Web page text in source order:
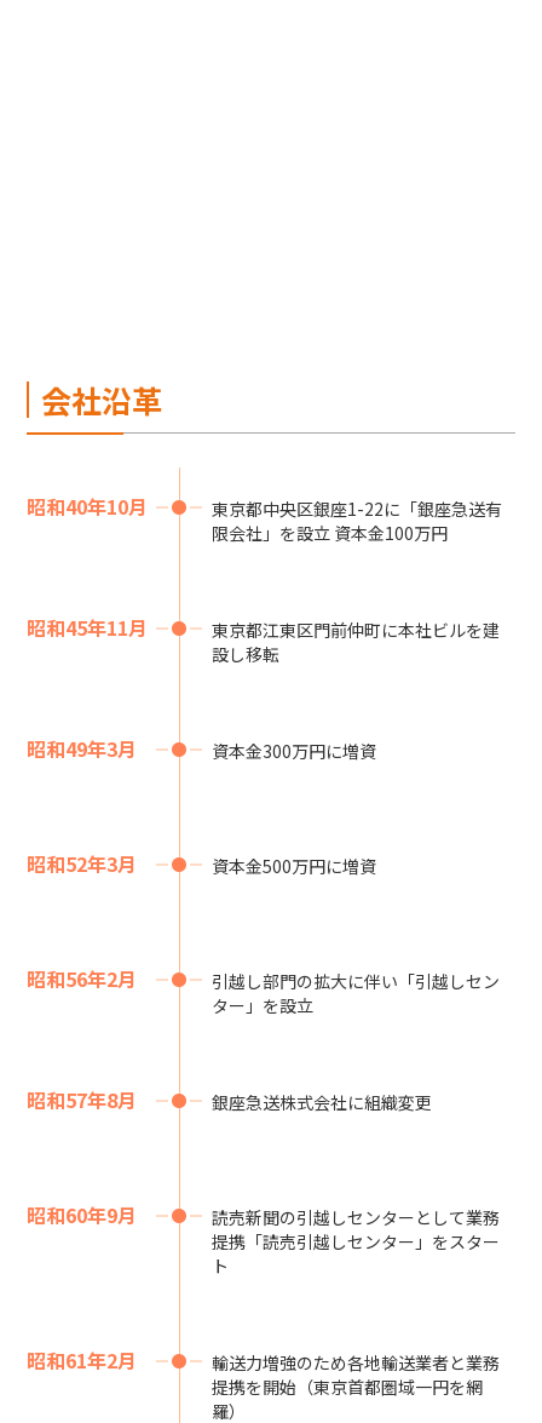
会社沿革
昭和40年10月
東京都中央区銀座1-22に「銀座急送有
限会社」を設立 資本金100万円
昭和45年11月
東京都江東区門前仲町に本社ビルを建
設し移転
昭和49年3月 資本金300万円に増資
昭和52年3月 資本金500万円に増資
昭和56年2月
引越し部門の拡大に伴い「引越しセン
ター」を設立
昭和57年8月 銀座急送株式会社に組織変更
昭和60年9月
読売新聞の引越しセンターとして業務
提携「読売引越しセンター」をスター
ト
昭和61年2月
輸送力増強のため各地輸送業者と業務
提携を開始（東京首都圏域一円を網
羅）